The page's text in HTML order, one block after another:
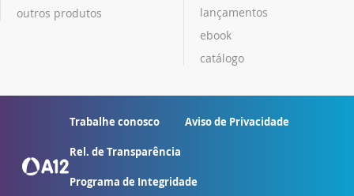
outros produtos
lançamentos
ebook
catálogo
Trabalhe conosco Aviso de Privacidade
Rel. de Transparência
Programa de Integridade